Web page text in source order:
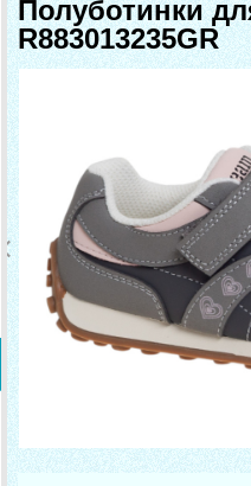
Полуботинки
R883013235GR